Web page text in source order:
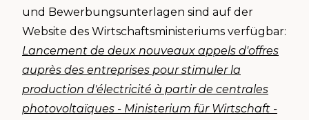
und Bewerbungsunterlagen sind auf der
Website des Wirtschaftsministeriums verfügbar:
Lancement de deux nouveaux appels d'offres
auprès des entreprises pour stimuler la
production d'électricité à partir de centrales
photovoltaïques - Ministerium für Wirtschaft -